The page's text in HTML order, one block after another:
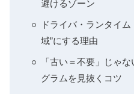
避けるゾーン
ドライバ・ランタイ
域”にする理由
「古い＝不要」じゃ
グラムを見抜くコツ